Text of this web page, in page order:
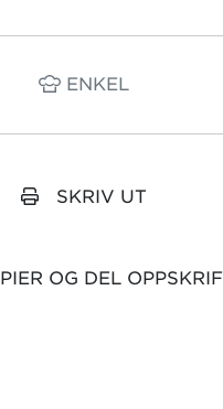
ENKEL
SKRIV UT
OG DEL